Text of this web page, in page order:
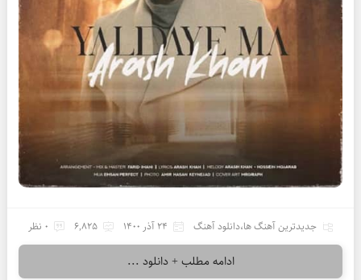
جدیدترین آهنگ ها،دانلود آهنگ 24 آذر 1400 6,825 0 نظر
ادامه مطلب + دانلود ...